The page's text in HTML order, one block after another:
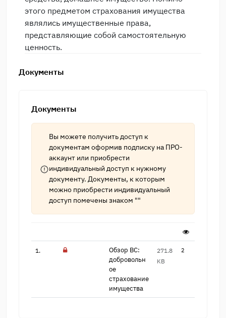
этого предметом страхования имущества
являлись имущественные права,
представляющие собой самостоятельную
ценность.
Документы
Документы
Вы можете получить доступ к
документам оформив подписку на ПРО-
аккаунт или приобрести
индивидуальный доступ к нужному
документу. Документы, к которым
можно приобрести индивидуальный
доступ помечены знаком ""
1.
Обзор ВС:
добровольн​
ое
страхование
имуще​ства
271.8
KB
2